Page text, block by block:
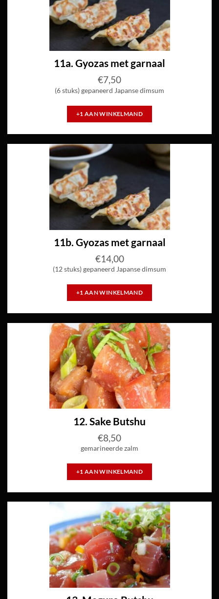
11a. Gyozas met garnaal
€7,50
(6 stuks) gepaneerd Japanse dimsum
+1 AAN WINKELMAND
11b. Gyozas met garnaal
€14,00
(12 stuks) gepaneerd Japanse dimsum
+1 AAN WINKELMAND
12. Sake Butshu
€8,50
gemarineerde zalm
+1 AAN WINKELMAND